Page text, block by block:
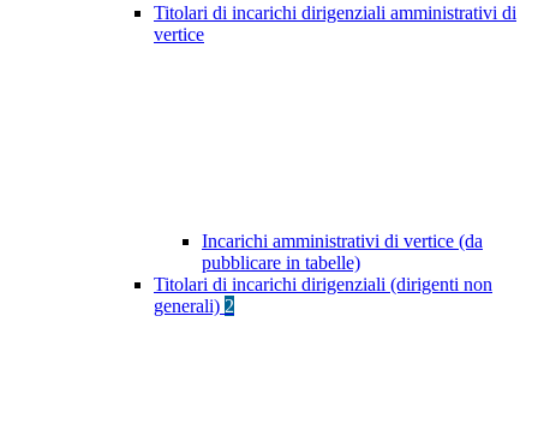
Titolari di incarichi dirigenziali amministrativi di
vertice
Incarichi amministrativi di vertice (da
pubblicare in tabelle)
Titolari di incarichi dirigenziali (dirigenti non
generali) 2